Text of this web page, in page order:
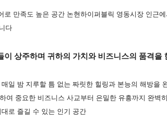
만족도 높은 공간 논현하이퍼블릭 영동시장 인근
다
상주하며 귀하의 가치와 비즈니스의 품격을
일 밤 지루할 틈 없는 짜릿한 힐링과 본능의 해방을
여 중요한 비즈니스 사교부터 은밀한 유흥까지 완벽
로 즐길 수 있는 인기 공간